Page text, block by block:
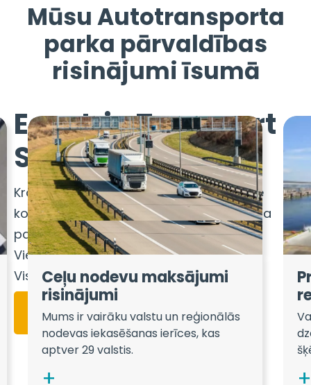
Easytrip Transport
Services
Kravas automašīnas, autobusi un vieglie
komerctransporta līdzekļi Autotransporta
parka pārvaldības risinājumi
Vienmērīga mobilitāte visā Eiropā
Viss vienuviet
Apskatiet mūsu bukletu
Mūsu Autotransporta
parka pārvaldības
risinājumi īsumā
Ceļu nodevu maksājumi
risinājumi
Mums ir vairāku valstu un reģionālās
nodevas iekasēšanas ierīces, kas
aptver 29 valstis.